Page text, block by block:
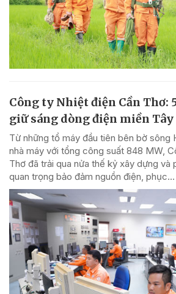
Công ty Nhiệt điện Cần Thơ:
giữ sáng dòng điện miền Tây
Từ những tổ máy đầu tiên bên bờ sông
nhà máy với tổng công suất 848 MW,
Thơ đã trải qua nửa thế kỷ xây dựng và
quan trọng bảo đảm nguồn điện, phục...